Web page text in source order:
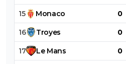
15 Monaco 0
16 Troyes 0
17 Le Mans 0